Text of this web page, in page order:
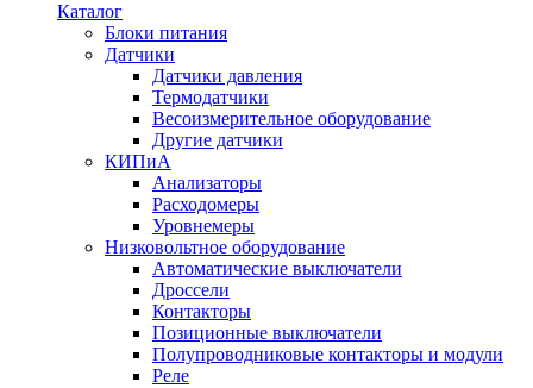
Каталог
Блоки питания
Датчики
Датчики давления
Термодатчики
Весоизмерительное оборудование
Другие датчики
КИПиА
Анализаторы
Расходомеры
Уровнемеры
Низковольтное оборудование
Автоматические выключатели
Дроссели
Контакторы
Позиционные выключатели
Полупроводниковые контакторы и модули
Реле